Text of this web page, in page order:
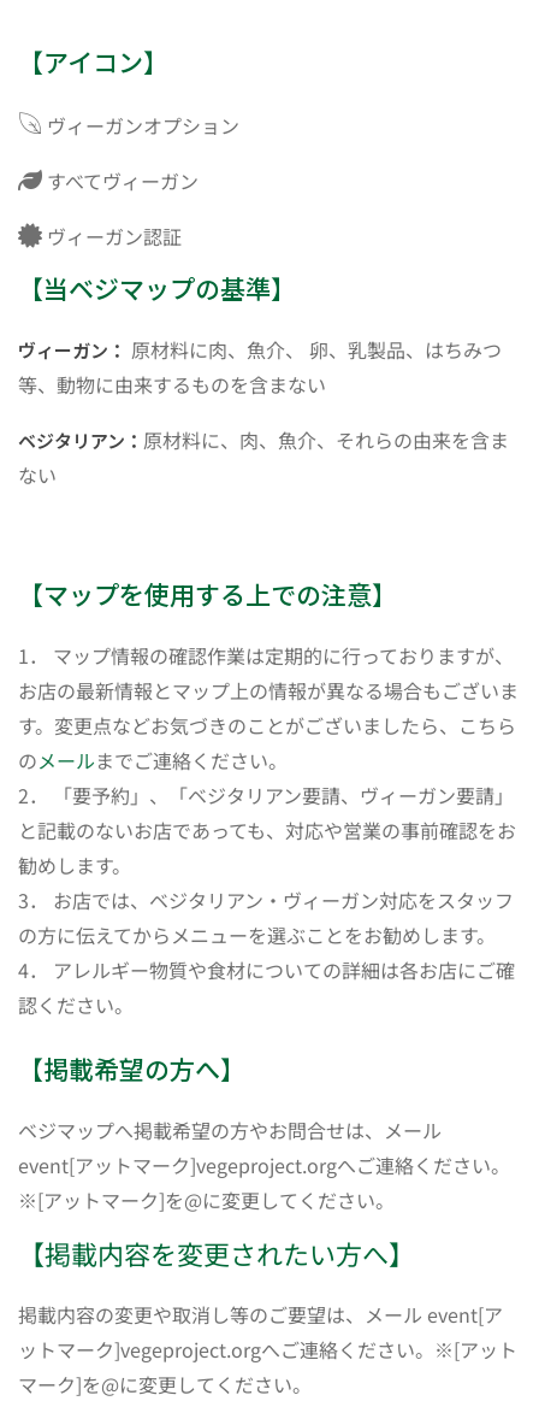
【アイコン】
ヴィーガンオプション
すべてヴィーガン
ヴィーガン認証
【当ベジマップの基準】
ヴィーガン： 原材料に肉、魚介、 卵、乳製品、はちみつ
等、動物に由来するものを含まない
ベジタリアン： 原材料に、肉、魚介、それらの由来を含ま
ない
【マップを使用する上での注意】
1． マップ情報の確認作業は定期的に行っておりますが、
お店の最新情報とマップ上の情報が異なる場合もございま
す。変更点などお気づきのことがございましたら、こちら
のメールまでご連絡ください。
2． 「要予約」、「ベジタリアン要請、ヴィーガン要請」
と記載のないお店であっても、対応や営業の事前確認をお
勧めします。
3． お店では、ベジタリアン・ヴィーガン対応をスタッフ
の方に伝えてからメニューを選ぶことをお勧めします。
4． アレルギー物質や食材についての詳細は各お店にご確
認ください。
【掲載希望の方へ】
ベジマップへ掲載希望の方やお問合せは、メール
event[アットマーク]vegeproject.orgへご連絡ください。
※[アットマーク]を@に変更してください。
【掲載内容を変更されたい方へ】
掲載内容の変更や取消し等のご要望は、メール event[ア
ットマーク]vegeproject.orgへご連絡ください。※[アット
マーク]を@に変更してください。